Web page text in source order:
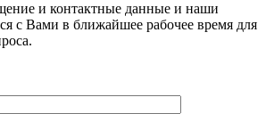
и контактные данные и наши
с Вами в ближайшее рабочее время для